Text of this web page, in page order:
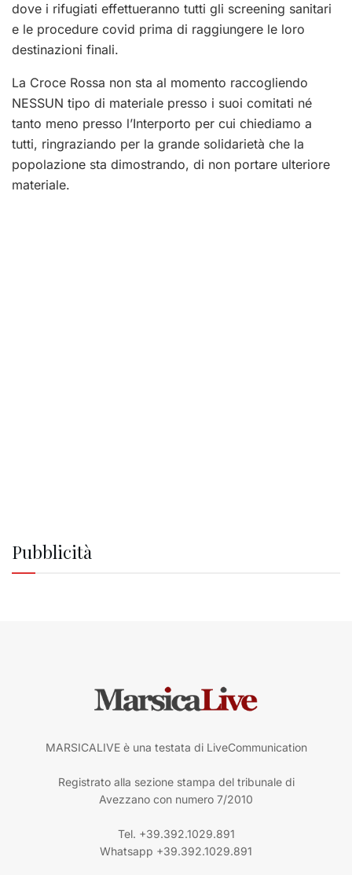
dove i rifugiati effettueranno tutti gli screening sanitari
e le procedure covid prima di raggiungere le loro
destinazioni finali.
La Croce Rossa non sta al momento raccogliendo
NESSUN tipo di materiale presso i suoi comitati né
tanto meno presso l’Interporto per cui chiediamo a
tutti, ringraziando per la grande solidarietà che la
popolazione sta dimostrando, di non portare ulteriore
materiale.
Pubblicità
MARSICALIVE è una testata di LiveCommunication
Registrato alla sezione stampa del tribunale di
Avezzano con numero 7/2010
Tel. +39.392.1029.891
Whatsapp +39.392.1029.891